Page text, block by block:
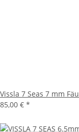
Vissla 7 Seas 7 mm
85,00 € *